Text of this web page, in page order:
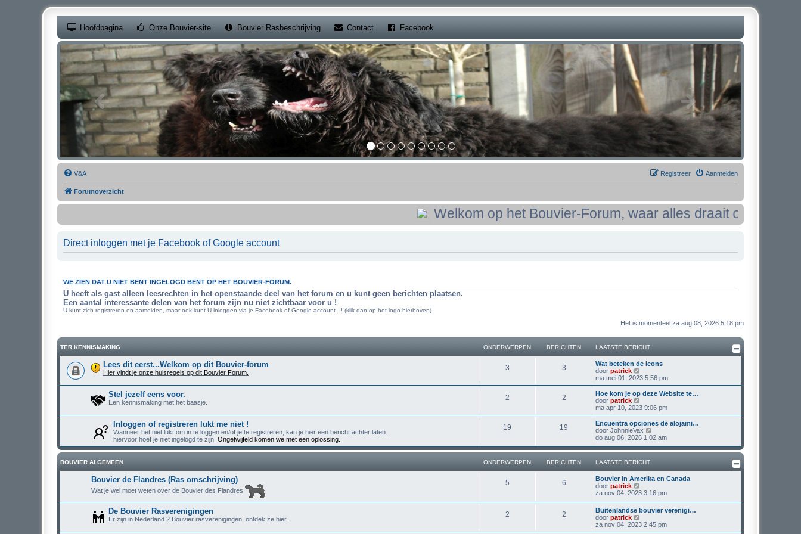
Hoofdpagina Onze Bouvier-site(Opens a new tab)
Bouvier Rasbeschrijving Contact(Opens a new tab)
Facebook
V&A Aanmelden
Registreer
Forumoverzicht
Welkom op het Bouvier-Forum, waar alles draait om het stoere
Direct inloggen met je Facebook of Google account
WE ZIEN DAT U NIET BENT INGELOGD BENT OP HET BOUVIER-FORUM.
U heeft als gast alleen leesrechten in het openstaande deel van het forum en u kunt geen berichten plaatsen.
Een aantal interessante delen van het forum zijn nu niet zichtbaar voor u !
U kunt zich registreren en aamelden, maar ook kunt U inloggen via je Facebook of Google account...! (klik dan op het logo hierboven)
Het is momenteel za aug 08, 2026 5:18 pm
TER KENNISMAKING ONDERWERPEN BERICHTEN LAATSTE BERICHT
Lees dit eerst...Welkom op dit Bouvier-forum
Hier vindt je onze huisregels op dit Bouvier Forum.
3O
d
e
r
w
e
3B
r
i
c
h
t
L
a
a
t
s
t
e
e
r
i
c
h
Wat beteken de icons
door patrick
e
k
k
a
a
t
s
t
b
e
r
c
ma mei 01, 2023 5:56 pm
Stel jezelf eens voor.
Een kennismaking met het baasje.
2O
d
r
r
2B
r
c
e
L
a
a
t
s
t
e
e
i
c
h
t
Hoe kom je op deze Website te…
door patrick
e
k
i
j
k
a
t
s
t
b
r
i
c
h
ma apr 10, 2023 9:06 pm
Inloggen of registreren lukt me niet !
Wanneer het niet lukt om in te loggen en/of je te registreren, kan je hier een bericht achter laten.
hiervoor hoef je niet ingelogd te zijn. Ongetwijfeld komen we met een oplossing.
19
e
w
19
i
h
L
a
a
s
e
b
e
r
i
c
h
t
Encuentra opciones de alojami…
door JohnnieVax
e
i
l
a
t
s
t
b
do aug 06, 2026 1:02 am
BOUVIER ALGEMEEN ONDERWERPEN BERICHTEN LAATSTE BERICHT
Bouvier de Flandres (Ras omschrijving)
Wat je wel moet weten over de Bouvier des Flandres
5O
d
6B
r
L
a
a
s
t
e
b
Bouvier in Amerika en Canada
door patrick
e
i
j
k
l
za nov 04, 2023 3:16 pm
De Bouvier Rasverenigingen
Er zijn in Nederland 2 Bouvier rasverenigingen, ontdek ze hier.
2O
2B
L
a
a
t
Buitenlandse bouvier verenigi…
door patrick
e
k
za nov 04, 2023 2:45 pm